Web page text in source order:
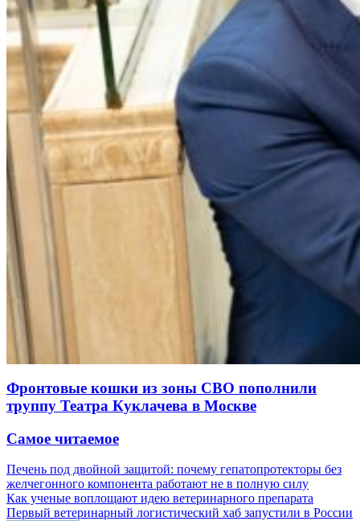
Фронтовые кошки из зоны СВО пополнили
труппу Театра Куклачева в Москве
Самое читаемое
Печень под двойной защитой: почему гепатопротекторы без
желчегонного компонента работают не в полную силу
Как ученые воплощают идею ветеринарного препарата
Первый ветеринарный логистический хаб запустили в России